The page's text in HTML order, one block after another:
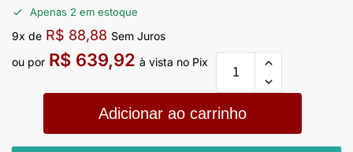
Apenas 2 em estoque
9x de R$ 88,88 Sem Juros
ou por R$ 639,92 à vista no Pix
Adicionar ao carrinho